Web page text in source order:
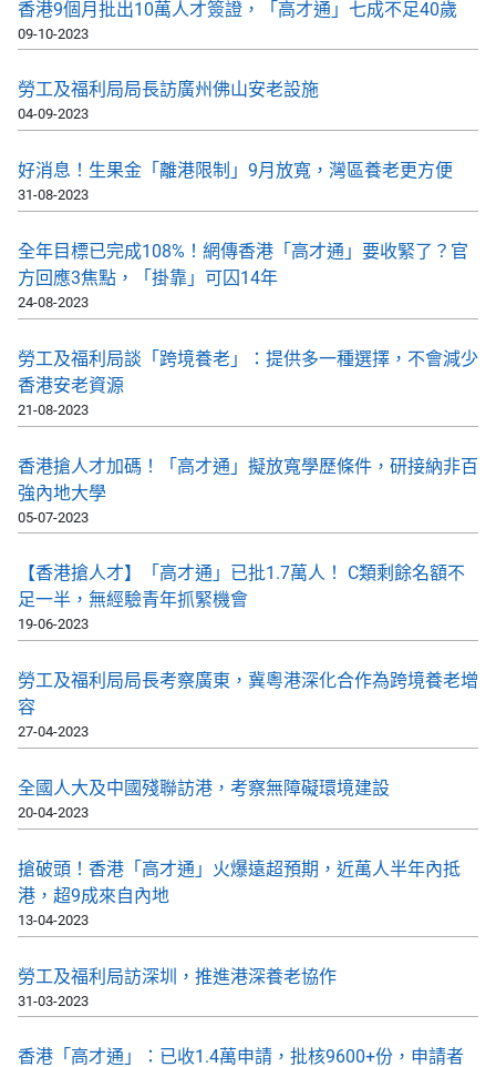
香港9個月批出10萬人才簽證，「高才通」七成不足40歲
09-10-2023
勞工及福利局局長訪廣州佛山安老設施
04-09-2023
好消息！生果金「離港限制」9月放寬，灣區養老更方便
31-08-2023
全年目標已完成108%！網傳香港「高才通」要收緊了？官
方回應3焦點，「掛靠」可囚14年
24-08-2023
勞工及福利局談「跨境養老」：提供多一種選擇，不會減少
香港安老資源
21-08-2023
香港搶人才加碼！「高才通」擬放寬學歷條件，研接納非百
強內地大學
05-07-2023
【香港搶人才】「高才通」已批1.7萬人！ C類剩餘名額不
足一半，無經驗青年抓緊機會
19-06-2023
勞工及福利局局長考察廣東，冀粵港深化合作為跨境養老增
容
27-04-2023
全國人大及中國殘聯訪港，考察無障礙環境建設
20-04-2023
搶破頭！香港「高才通」火爆遠超預期，近萬人半年內抵
港，超9成來自內地
13-04-2023
勞工及福利局訪深圳，推進港深養老協作
31-03-2023
香港「高才通」：已收1.4萬申請，批核9600+份，申請者